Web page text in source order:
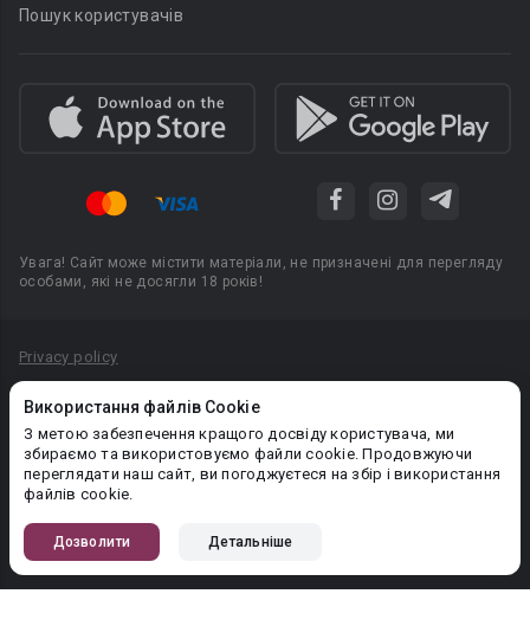
Використання файлів Cookie
З метою забезпечення кращого досвіду користувача, ми
збираємо та використовуємо файли cookie. Продовжуючи
переглядати наш сайт, ви погоджуєтеся на збір і використання
файлів cookie.
Дозволити Детальніше
Пошук користувачів
Увага! Сайт може містити матеріали, не призначені для перегляду
особами, які не досягли 18 років!
Privacy policy
Політика конфіденційності
Правила публікації авторського контенту
PR-вiддiл: pr@booknet.com
© 2026 Booknet. Всі права захищено.